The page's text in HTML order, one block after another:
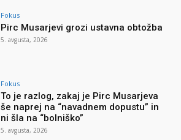
Fokus
Pirc Musarjevi grozi ustavna obtožba
5. avgusta, 2026
Fokus
To je razlog, zakaj je Pirc Musarjeva
še naprej na “navadnem dopustu” in
ni šla na “bolniško”
5. avgusta, 2026